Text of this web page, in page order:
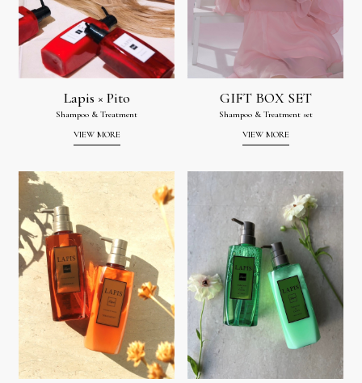
Lapis × Pito
Shampoo & Treatment
VIEW MORE
GIFT BOX SET
Shampoo & Treatment set
VIEW MORE